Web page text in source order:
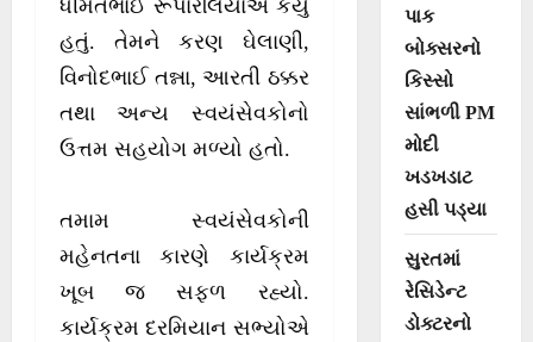
ધીમંતભાઈ રૂપારેલિયાએ કર્યું
હતું. તેમને કરણ ઘેલાણી,
વિનોદભાઈ તન્ના, આરતી ઠક્કર
તથા અન્ય સ્વયંસેવકોનો
ઉત્તમ સહયોગ મળ્યો હતો.
તમામ સ્વયંસેવકોની
મહેનતના કારણે કાર્યક્રમ
ખૂબ જ સફળ રહ્યો.
કાર્યક્રમ દરમિયાન સભ્યોએ
પાક
બોક્સરનો
કિસ્સો
સાંભળી PM
મોદી
ખડખડાટ
હસી પડ્યા
સુરતમાં
રેસિડેન્ટ
ડોક્ટરનો